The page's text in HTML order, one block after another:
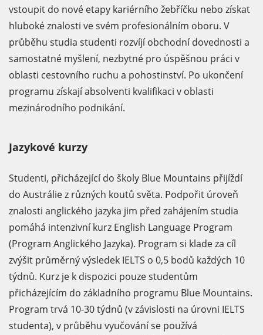
vstoupit do nové etapy kariérního žebříčku nebo získat
hluboké znalosti ve svém profesionálním oboru. V
průběhu studia studenti rozvíjí obchodní dovednosti a
samostatné myšlení, nezbytné pro úspěšnou práci v
oblasti cestovního ruchu a pohostinství. Po ukončení
programu získají absolventi kvalifikaci v oblasti
mezinárodního podnikání.
Jazykové kurzy
Studenti, přicházející do školy Blue Mountains přijíždí
do Austrálie z různých koutů světa. Podpořit úroveň
znalosti anglického jazyka jim před zahájením studia
pomáhá intenzivní kurz English Language Program
(Program Anglického Jazyka). Program si klade za cíl
zvýšit průměrný výsledek IELTS o 0,5 bodů každých 10
týdnů. Kurz je k dispozici pouze studentům
přicházejícím do základního programu Blue Mountains.
Program trvá 10-30 týdnů (v závislosti na úrovni IELTS
studenta), v průběhu vyučování se používá